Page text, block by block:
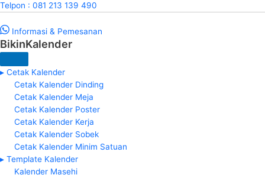
Telpon : 081 213 139 490
Informasi & Pemesanan
BikinKalender
▸ Cetak Kalender
Cetak Kalender Dinding
Cetak Kalender Meja
Cetak Kalender Poster
Cetak Kalender Kerja
Cetak Kalender Sobek
Cetak Kalender Minim Satuan
▸ Template Kalender
Kalender Masehi